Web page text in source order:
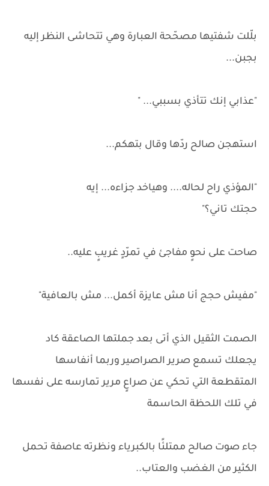
بلّلت شفتيها مصحّحة العبارة وهي تتحاشى النظر إليه
بجبن...
"عذابي إنك تتأذي بسببي... "
استهجن صالح ردّها وقال بتهكم...
"المؤذي راح لحاله.... وهياخد جزاءه... إيه
حجتك تاني؟"
صاحت على نحوٍ مفاجئ في تمرّدٍ غريبٍ عليه..
"مفيش حجج أنا مش عايزة أكمل... مش بالعافية"
الصمت الثقيل الذي أتى بعد جملتها الصاعقة كاد
يجعلك تسمع صرير الصراصير وربما أنفاسها
المتقطعة التي تحكي عن صراعٍ مرير تمارسه على نفسها
في تلك اللحظة الحاسمة
جاء صوت صالح ممتلئًا بالكبرياء ونظرته عاصفة تحمل
الكثير من الغضب والعتاب..